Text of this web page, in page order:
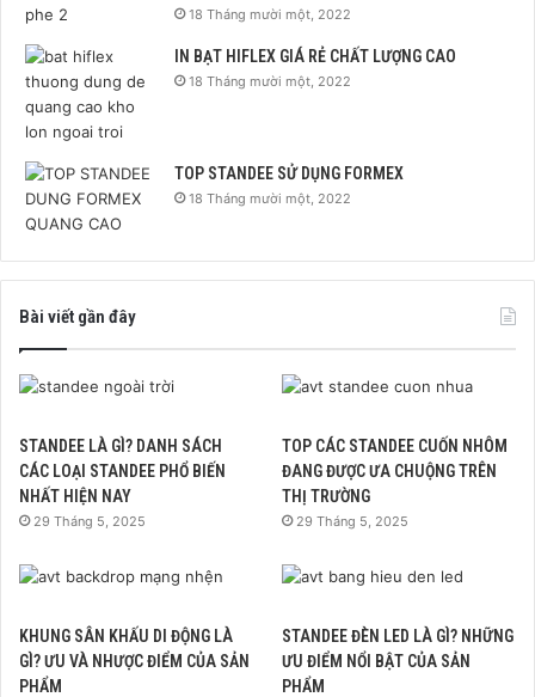
18 Tháng mười một, 2022
IN BẠT HIFLEX GIÁ RẺ CHẤT LƯỢNG CAO
18 Tháng mười một, 2022
TOP STANDEE SỬ DỤNG FORMEX
18 Tháng mười một, 2022
Bài viết gần đây
STANDEE LÀ GÌ? DANH SÁCH
CÁC LOẠI STANDEE PHỔ BIẾN
NHẤT HIỆN NAY
29 Tháng 5, 2025
TOP CÁC STANDEE CUỐN NHÔM
ĐANG ĐƯỢC ƯA CHUỘNG TRÊN
THỊ TRƯỜNG
29 Tháng 5, 2025
KHUNG SÂN KHẤU DI ĐỘNG LÀ
GÌ? ƯU VÀ NHƯỢC ĐIỂM CỦA SẢN
PHẨM
STANDEE ĐÈN LED LÀ GÌ? NHỮNG
ƯU ĐIỂM NỔI BẬT CỦA SẢN
PHẨM